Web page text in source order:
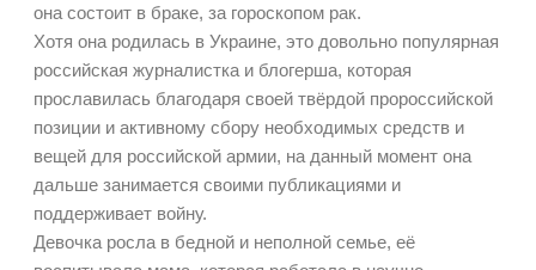
она состоит в браке, за гороскопом рак.
Хотя она родилась в Украине, это довольно популярная
российская журналистка и блогерша, которая
прославилась благодаря своей твёрдой пророссийской
позиции и активному сбору необходимых средств и
вещей для российской армии, на данный момент она
дальше занимается своими публикациями и
поддерживает войну.
Девочка росла в бедной и неполной семье, её